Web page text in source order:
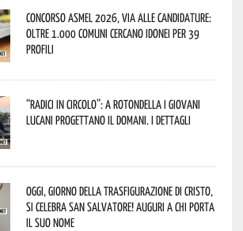
Concorso Asmel 2026, via alle candidature:
oltre 1.000 Comuni cercano idonei per 39
profili
“Radici in Circolo”: a Rotondella i giovani
lucani progettano il domani. I dettagli
Oggi, giorno della Trasfigurazione di Cristo,
si celebra San Salvatore! Auguri a chi porta
il suo nome